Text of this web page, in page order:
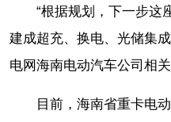
“根据规划，下一步这
建成超充、换电、光储集
电网海南电动汽车公司相
目前，海南省重卡电